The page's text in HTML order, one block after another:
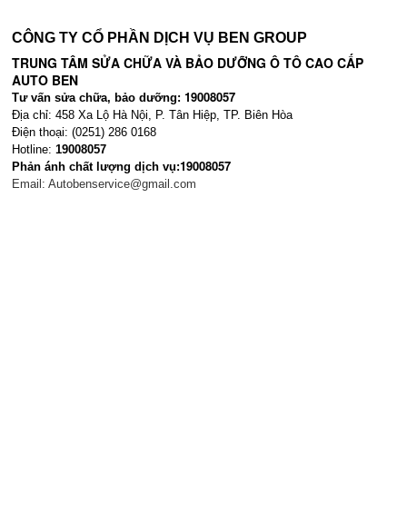
CÔNG TY CỔ PHẦN DỊCH VỤ BEN GROUP
TRUNG TÂM SỬA CHỮA VÀ BẢO DƯỠNG Ô TÔ CAO CẤP
AUTO BEN
Tư vấn sửa chữa, bảo dưỡng: 19008057
Địa chỉ: 458 Xa Lộ Hà Nội, P. Tân Hiệp, TP. Biên Hòa
Điện thoại: (0251) 286 0168
Hotline: 19008057
Phản ánh chất lượng dịch vụ:19008057
Email: Autobenservice@gmail.com